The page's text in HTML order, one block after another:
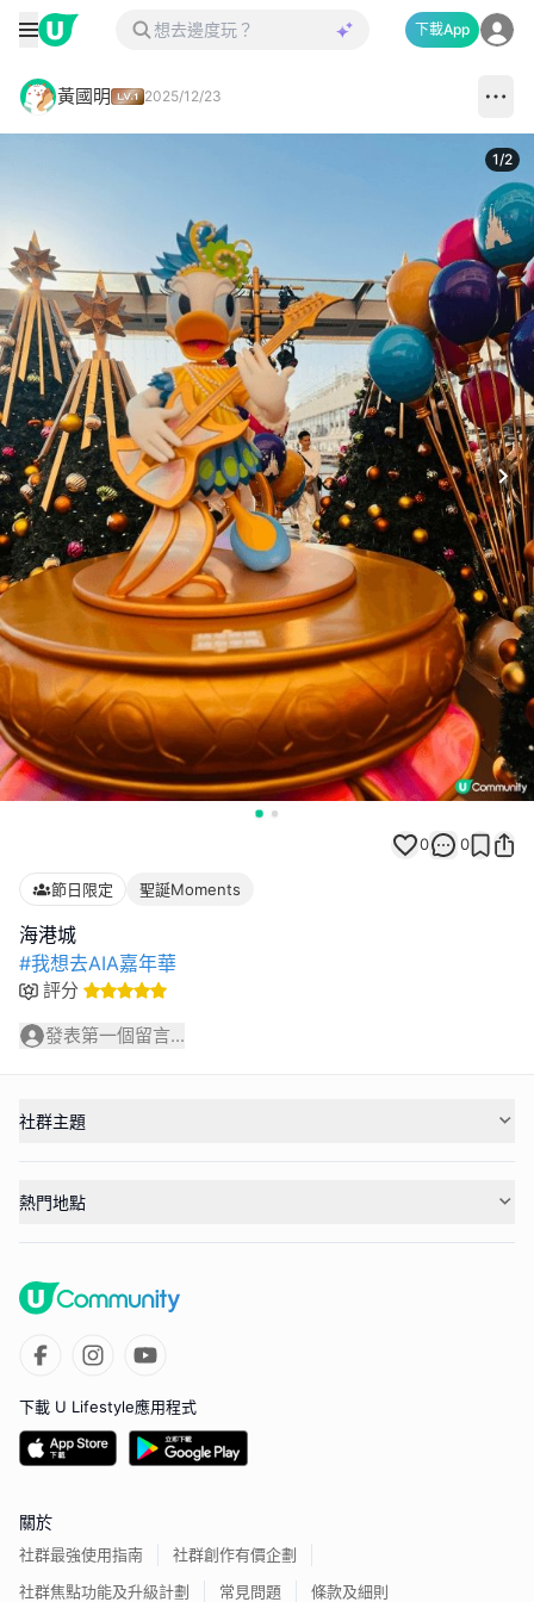
下載App
黃國明 2025/12/23
1/2
0 0
節日限定 聖誕Moments
#我想去AIA嘉年華
評分
發表第一個留言...
社群主題
熱門地點
下載 U Lifestyle應用程式
關於
社群最強使用指南
社群創作有價企劃
社群焦點功能及升級計劃
常見問題 條款及細則